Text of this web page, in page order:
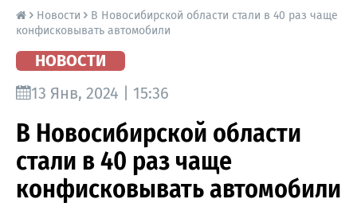
Precedent.
Новости
В Новосибирской области стали в 40 раз чаще
конфисковывать автомобили
НОВОСТИ
13 Янв, 2024 | 15:36
В Новосибирской области
стали в 40 раз чаще
конфисковывать автомобили